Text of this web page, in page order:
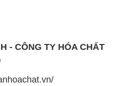
- CÔNG TY HÓA CHẤT